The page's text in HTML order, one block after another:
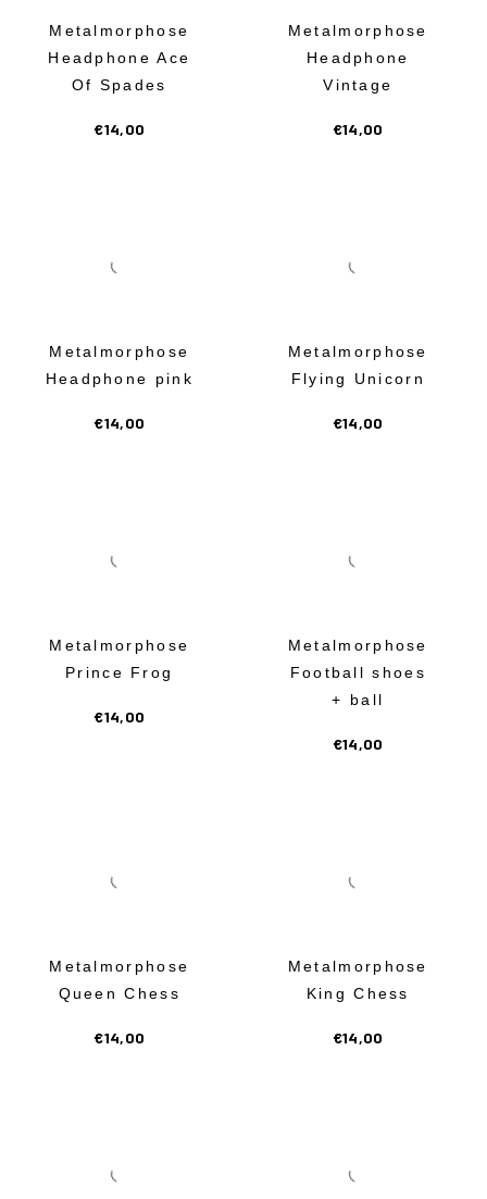
Metalmorphose
Headphone Ace
Of Spades
€14,00
Metalmorphose
Headphone
Vintage
€14,00
Metalmorphose
Headphone pink
€14,00
Metalmorphose
Flying Unicorn
€14,00
Metalmorphose
Prince Frog
€14,00
Metalmorphose
Football shoes
+ ball
€14,00
Metalmorphose
Queen Chess
€14,00
Metalmorphose
King Chess
€14,00